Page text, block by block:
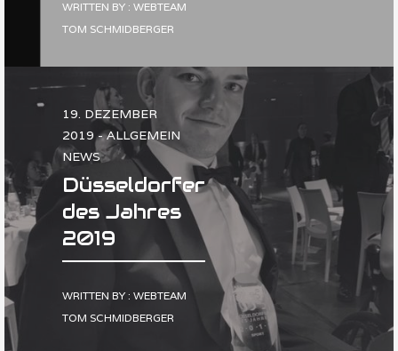
WRITTEN BY : WEBTEAM
TOM SCHMIDBERGER
19. DEZEMBER
2019 - ALLGEMEIN
NEWS
Düsseldorfer
des Jahres
2019
WRITTEN BY : WEBTEAM
TOM SCHMIDBERGER